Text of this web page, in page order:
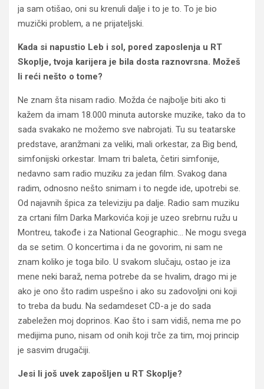
ja sam otišao, oni su krenuli dalje i to je to. To je bio
muzički problem, a ne prijateljski.
Kada si napustio Leb i sol, pored zaposlenja u RT
Skoplje, tvoja karijera je bila dosta raznovrsna. Možeš
li reći nešto o tome?
Ne znam šta nisam radio. Možda će najbolje biti ako ti
kažem da imam 18.000 minuta autorske muzike, tako da to
sada svakako ne možemo sve nabrojati. Tu su teatarske
predstave, aranžmani za veliki, mali orkestar, za Big bend,
simfonijski orkestar. Imam tri baleta, četiri simfonije,
nedavno sam radio muziku za jedan film. Svakog dana
radim, odnosno nešto snimam i to negde ide, upotrebi se.
Od najavnih špica za televiziju pa dalje. Radio sam muziku
za crtani film Darka Markovića koji je uzeo srebrnu ružu u
Montreu, takođe i za National Geographic… Ne mogu svega
da se setim. O koncertima i da ne govorim, ni sam ne
znam koliko je toga bilo. U svakom slučaju, ostao je iza
mene neki baraž, nema potrebe da se hvalim, drago mi je
ako je ono što radim uspešno i ako su zadovoljni oni koji
to treba da budu. Na sedamdeset CD-a je do sada
zabeležen moj doprinos. Kao što i sam vidiš, nema me po
medijima puno, nisam od onih koji trče za tim, moj princip
je sasvim drugačiji.
Jesi li još uvek zapošljen u RT Skoplje?